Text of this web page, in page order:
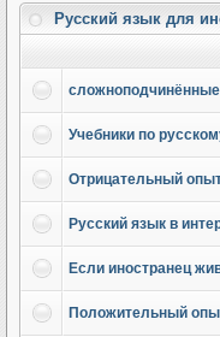
Русский язык для
Учебники по
Отрицательный
Русский язык в
Если иностранец
Положительный